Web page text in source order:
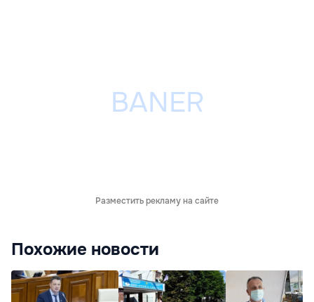
Разместить рекламу на сайте
Похожие новости